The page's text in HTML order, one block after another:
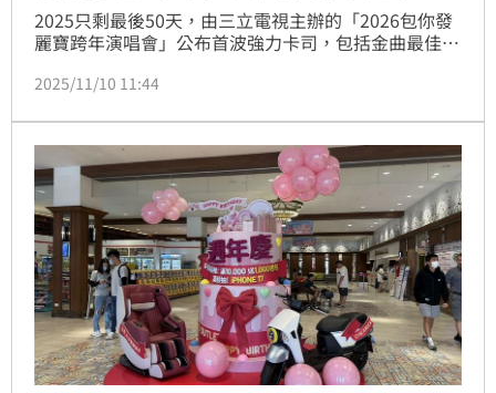
2025只剩最後50天，由三立電視主辦的「2026包你發
麗寶跨年演唱會」公布首波強力卡司，包括金曲最佳樂
「MARZ 23」重磅登場，其中MARZ23和宇宙人在年底
屆金曲獎最佳樂團，他說：「拚命了這麼多年算是給了
自己一個滿意的成績單，希望新的一年我能夠花更多時
間給家人，也讓自己能充分休息、創作。」
2025/11/10 11:44